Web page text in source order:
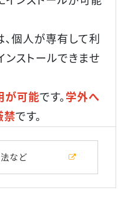
個人が専有して利
ンストールできませ
が可能です。学外へ
禁です。
など